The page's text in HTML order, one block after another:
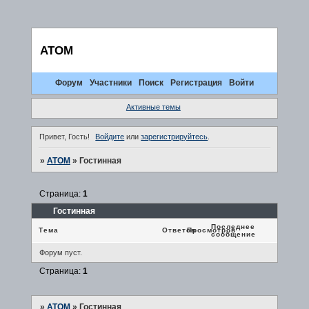
ATOM
Форум Участники Поиск Регистрация Войти
Активные темы
Привет, Гость! Войдите илизарегистрируйтесь.
» ATOM » Гостинная
Гостинная
Страница: 1
Тема ОтветовПросмотров
Последнее
сообщение
Форум пуст.
Страница: 1